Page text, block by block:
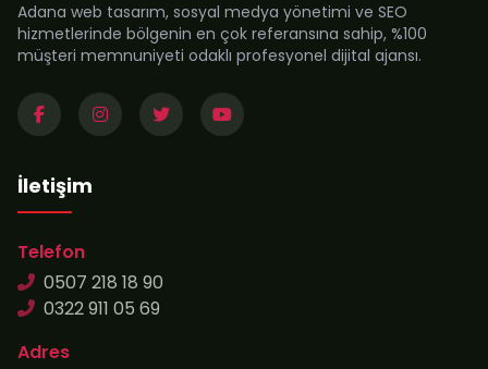
Adana web tasarım, sosyal medya yönetimi ve SEO
hizmetlerinde bölgenin en çok referansına sahip, %100
müşteri memnuniyeti odaklı profesyonel dijital ajansı.
İletişim
Telefon
0507 218 18 90
0322 911 05 69
Adres